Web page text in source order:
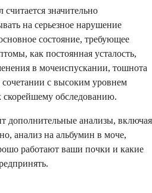
значительно
на серьезное нарушение
состояние, требующее
как постоянная усталость,
в мочеиспускании, тошнота
сочетании с высоким уровнем
обследованию.
дополнительные анализы, включая
анализ на альбумин в моче,
работают ваши почки и какие